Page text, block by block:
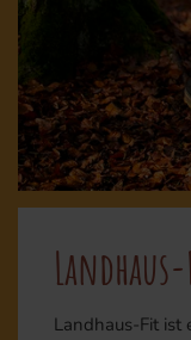
Landhaus-Fit ist